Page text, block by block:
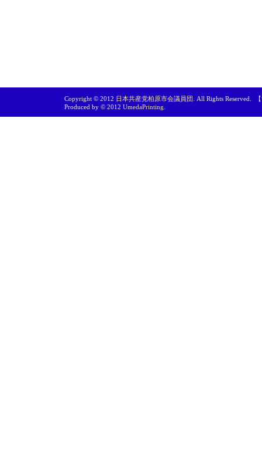
Copyright © 2012 日本共産党柏原市会議員団 . All Rights Reserved.
Produced by © 2012 UmedaPrinting